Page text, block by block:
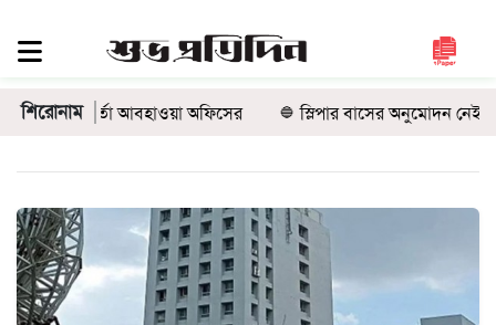
সিলেট
হবিগঞ্জ
জাতীয়
রাজনীতি
শিরোনাম
বার্তা আবহাওয়া অফিসের স্লিপার বাসের অনুমোদন নেই, তবু